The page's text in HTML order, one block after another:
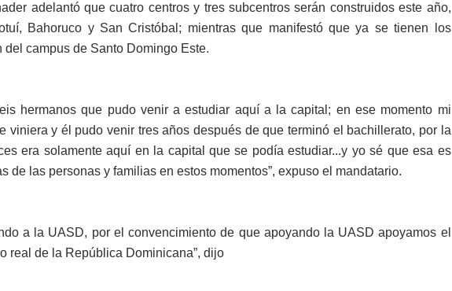
adelantó que cuatro centros y tres sub­centros serán construi­dos este año,
Bahoruco y San Cristóbal; mientras que manifestó que ya se tienen los
campus de Santo Domingo Este.
hermanos que pu­do venir a estudiar aquí a la capital; en ese momento mi
viniera y él pudo ve­nir tres años después de que terminó el bachillerato, por la
era solamente aquí en la capital que se podía estudiar...y yo sé que esa es
de las personas y fa­milias en estos momentos”, expuso el mandatario.
a la UASD, por el convencimiento de que apoyando la UASD apoya­mos el
real de la Repú­blica Dominicana”, dijo